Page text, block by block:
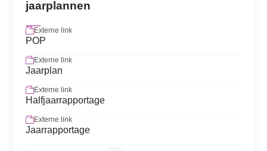
jaarplannen
Externe link
POP
Externe link
Jaarplan
Externe link
Halfjaarrapportage
Externe link
Jaarrapportage